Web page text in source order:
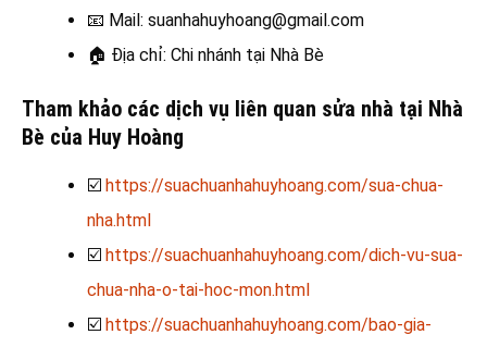
📧 Mail: suanhahuyhoang@gmail.com
🏠 Địa chỉ: Chi nhánh tại Nhà Bè
Tham khảo các dịch vụ liên quan sửa nhà tại Nhà
Bè của Huy Hoàng
☑️ https://suachuanhahuyhoang.com/sua-chua-
nha.html
☑️ https://suachuanhahuyhoang.com/dich-vu-sua-
chua-nha-o-tai-hoc-mon.html
☑️ https://suachuanhahuyhoang.com/bao-gia-